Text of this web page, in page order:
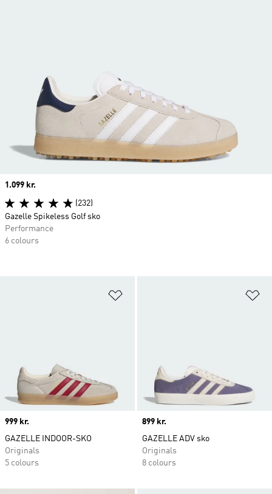
Price
999 kr.
GAZELLE INDOOR-SKO
Originals
5 colours
Price
899 kr.
GAZELLE ADV sko
Originals
8 colours
Price
1.099 kr.
(232)
Gazelle Spikeless Golf sko
Performance
6 colours